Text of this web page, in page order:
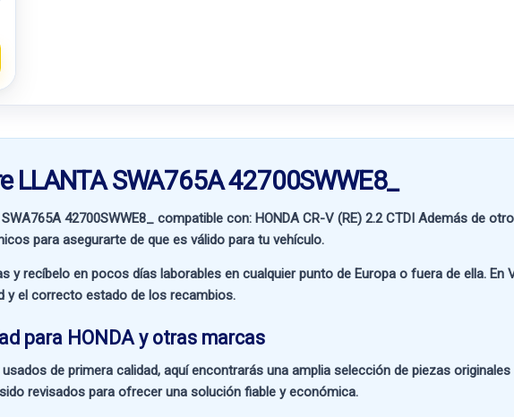
LLANTA SWA765A 42700SWWE8_
42700SWWE8_ compatible con: HONDA CR-V (RE) 2.2 CTDI Además de
para asegurarte de que es válido para tu vehículo.
y recíbelo en pocos días laborables en cualquier punto de Europa o fuera de ella. En
y el correcto estado de los recambios.
para HONDA y otras marcas
de primera calidad, aquí encontrarás una amplia selección de piezas
revisados para ofrecer una solución fiable y económica.